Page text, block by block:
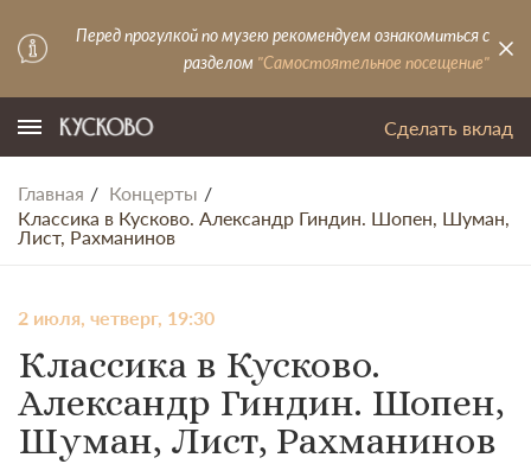
Перед прогулкой по музею рекомендуем ознакомиться с
разделом "Самостоятельное посещение"
Сделать вклад
Главная
Концерты
Классика в Кусково. Александр Гиндин. Шопен, Шуман,
Лист, Рахманинов
2 июля, четверг, 19:30
Классика в Кусково.
Александр Гиндин. Шопен,
Шуман, Лист, Рахманинов